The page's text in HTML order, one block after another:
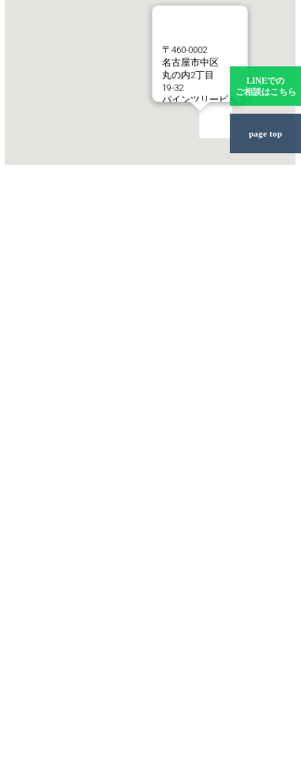
〒460-0002
名古屋市中区
丸の内2丁目
19-32
パインツリービル7F
LINEでの
ご相談はこちら
page top